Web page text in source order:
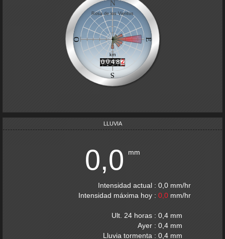
LLUVIA
0,0 mm
Intensidad actual : 0,0 mm/hr
Intensidad máxima hoy : 0,0 mm/hr
Ult. 24 horas : 0,4 mm
Ayer : 0,4 mm
Lluvia tormenta : 0,4 mm